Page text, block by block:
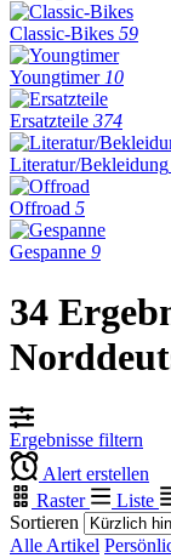
Classic-Bikes 59
Youngtimer 10
Ersatzteile 374
Literatur/Bekleidung
Offroad 5
Gespanne 9
34
Ergebnisse filtern
Alert erstellen
Raster
Liste
Sortieren
Alle Artikel